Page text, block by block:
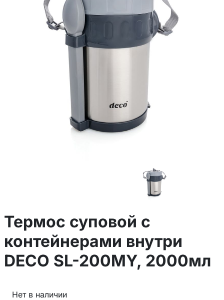
Термос суповой с
контейнерами внутри
DECO SL-200MY, 2000мл
Нет в наличии